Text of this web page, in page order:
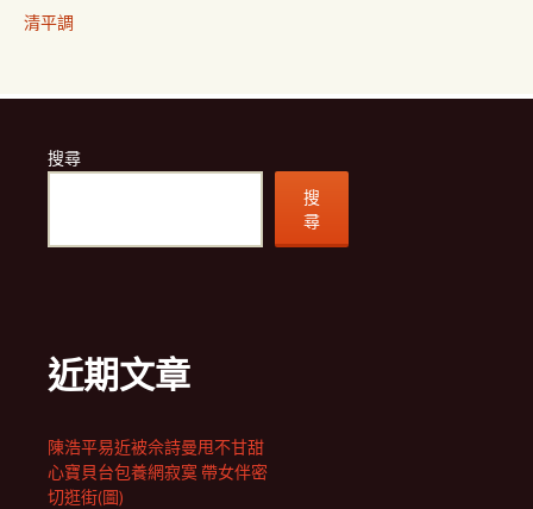
清平調
搜尋
搜
尋
近期文章
陳浩平易近被佘詩曼甩不甘甜
心寶貝台包養網寂寞 帶女伴密
切逛街(圖)